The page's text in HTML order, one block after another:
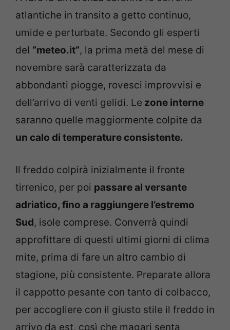
atlantiche in transito a getto continuo,
umide e perturbate. Secondo gli esperti
del “meteo.it”, la prima metà del mese di
novembre sarà caratterizzata da
abbondanti piogge, rovesci improvvisi e
dell’arrivo di venti gelidi. Le zone interne
saranno quelle maggiormente colpite da
un calo di temperature consistente.
Il freddo colpirà inizialmente il fronte
tirrenico, per poi passare al versante
adriatico, fino a raggiungere l’estremo
Sud, isole comprese. Converrà quindi
approfittare di questi ultimi giorni di clima
mite, prima di fare un altro cambio di
stagione, più consistente. Preparate allora
il cappotto pesante con tanto di colbacco,
per accogliere con il giusto stile il freddo in
arrivo da est, così che magari senta